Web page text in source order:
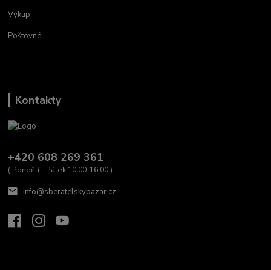
Výkup
Poštovné
Kontakty
+420 608 269 361
( Pondělí - Pátek 10:00-16:00 )
info@sberatelskybazar.cz